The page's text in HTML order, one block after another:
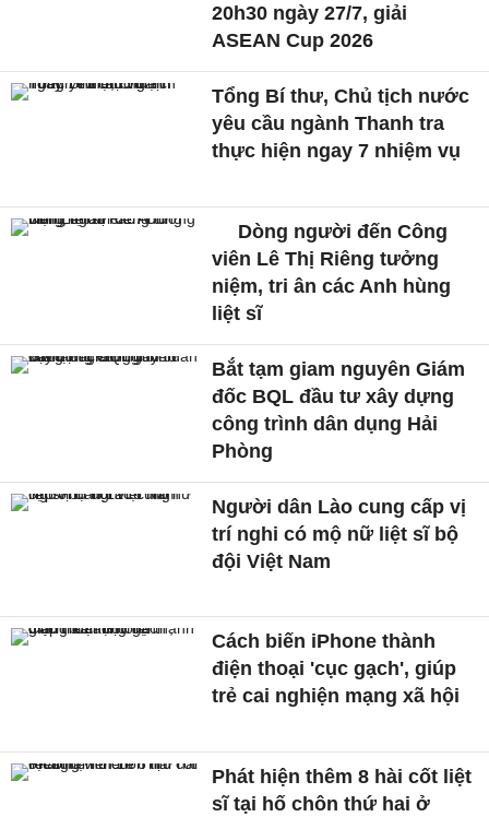
20h30 ngày 27/7, giải
ASEAN Cup 2026
Tổng Bí thư, Chủ tịch nước
yêu cầu ngành Thanh tra
thực hiện ngay 7 nhiệm vụ
Dòng người đến Công
viên Lê Thị Riêng tưởng
niệm, tri ân các Anh hùng
liệt sĩ
Bắt tạm giam nguyên Giám
đốc BQL đầu tư xây dựng
công trình dân dụng Hải
Phòng
Người dân Lào cung cấp vị
trí nghi có mộ nữ liệt sĩ bộ
đội Việt Nam
Cách biến iPhone thành
điện thoại 'cục gạch', giúp
trẻ cai nghiện mạng xã hội
Phát hiện thêm 8 hài cốt liệt
sĩ tại hố chôn thứ hai ở